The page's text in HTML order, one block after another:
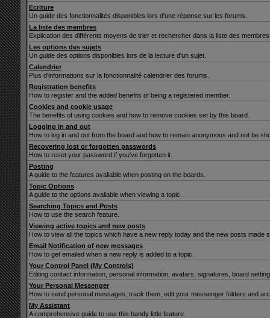
Ecriture
Un guide des fonctionnalités disponibles lors d'une réponse sur les forums.
La liste des membres
Explication des différents moyens de trier et rechercher dans la liste des
Les options des sujets
Un guide des options disponibles lors de la lecture d'un sujet.
Calendrier
Plus d'informations sur la fonctionnalité calendrier des forums.
Registration benefits
How to register and the added benefits of being a registered member.
Cookies and cookie usage
The benefits of using cookies and how to remove cookies set by this board.
Logging in and out
How to log in and out from the board and how to remain anonymous and not be
Recovering lost or forgotten passwords
How to reset your password if you've forgotten it.
Posting
A guide to the features avaliable when posting on the boards.
Topic Options
A guide to the options avaliable when viewing a topic.
Searching Topics and Posts
How to use the search feature.
Viewing active topics and new posts
How to view all the topics which have a new reply today and the new posts made
Email Notification of new messages
How to get emailed when a new reply is added to a topic.
Your Control Panel (My Controls)
Editing contact information, personal information, avatars, signatures, board
Your Personal Messenger
How to send personal messages, track them, edit your messenger folders and
My Assistant
A comprehensive guide to use this handy little feature.